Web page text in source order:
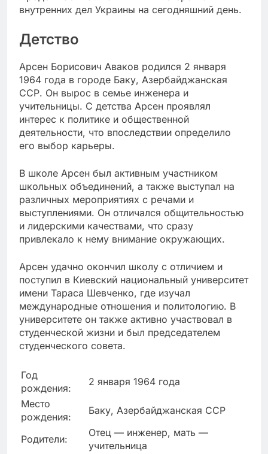
внутренних дел Украины на сегодняшний день.
Детство
Арсен Борисович Аваков родился 2 января
1964 года в городе Баку, Азербайджанская
ССР. Он вырос в семье инженера и
учительницы. С детства Арсен проявлял
интерес к политике и общественной
деятельности, что впоследствии определило
его выбор карьеры.
В школе Арсен был активным участником
школьных объединений, а также выступал на
различных мероприятиях с речами и
выступлениями. Он отличался общительностью
и лидерскими качествами, что сразу
привлекало к нему внимание окружающих.
Арсен удачно окончил школу с отличием и
поступил в Киевский национальный университет
имени Тараса Шевченко, где изучал
международные отношения и политологию. В
университете он также активно участвовал в
студенческой жизни и был председателем
студенческого совета.
Год
рождения:
2 января 1964 года
Место
рождения:
Баку, Азербайджанская ССР
Родители:
Отец — инженер, мать —
учительница